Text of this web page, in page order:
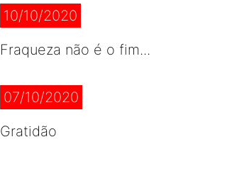
10/10/2020
Fraqueza não é o fim...
07/10/2020
Gratidão